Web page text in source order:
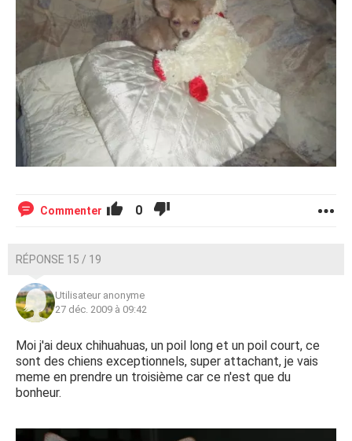
Commenter 0
RÉPONSE 15 / 19
Utilisateur anonyme
27 déc. 2009 à 09:42
Moi j'ai deux chihuahuas, un poil long et un poil court, ce
sont des chiens exceptionnels, super attachant, je vais
meme en prendre un troisième car ce n'est que du
bonheur.